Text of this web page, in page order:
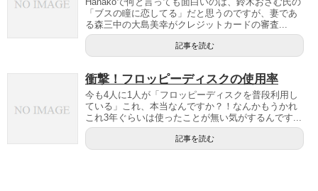
「ブスの瞳に恋してる」だと思うのですが、妻であ
る森三中の大島美幸がクレジットカードの審査...
記事を読む
衝撃！フロッピーディスクの使用率
今も4人に1人が「フロッピーディスクを普段利用し
ている」これ、本当なんですか？！なんかもうかれ
これ3年ぐらいは使ったことが無い気がするんです...
記事を読む